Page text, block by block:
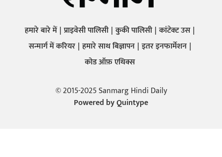
हमारे बारे में प्राइवेसी पालिसी कुकी पालिसी कांटेक्ट उस
सन्मार्ग में करियर हमारे साथ बिज्ञापन इतर इनफार्मेशन
कोड ऑफ़ एथिक्स
© 2015-2025 Sanmarg Hindi Daily
Powered byQuintype